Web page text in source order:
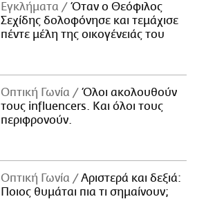
Εγκλήματα
Όταν ο Θεόφιλος
Σεχίδης δολοφόνησε και τεμάχισε
πέντε μέλη της οικογένειάς του
Οπτική Γωνία
Όλοι ακολουθούν
τους influencers. Και όλοι τους
περιφρονούν.
Οπτική Γωνία
Αριστερά και δεξιά:
Ποιος θυμάται πια τι σημαίνουν;